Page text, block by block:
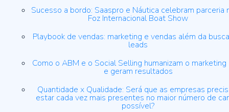
Sucesso a bordo: Saaspro e Náutica celebram parceria
Foz Internacional Boat Show
Playbook de vendas: marketing e vendas além da
leads
Como o ABM e o Social Selling humanizam o
e geram resultados
Quantidade x Qualidade: Será que as empresas
estar cada vez mais presentes no maior número de
possível?